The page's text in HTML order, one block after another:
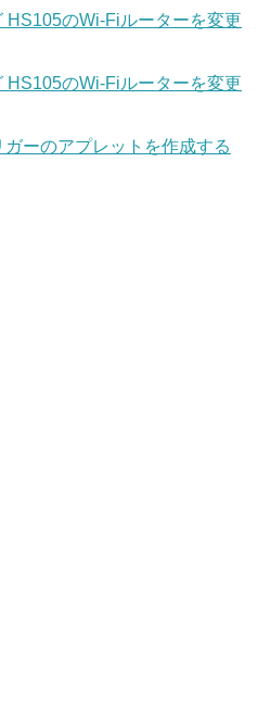
HS105のWi-Fiルーターを変更
HS105のWi-Fiルーターを変更
ーのアプレットを作成する